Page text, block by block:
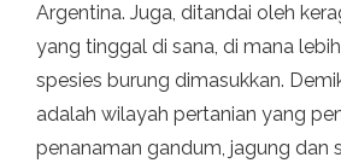
Argentina. Juga, ditandai oleh
yang tinggal di sana, di mana
spesies burung dimasukkan.
adalah wilayah pertanian yang
penanaman gandum, jagung dan